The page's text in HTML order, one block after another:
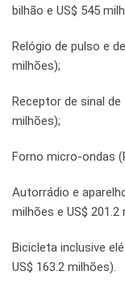
bilhão e US$ 545
Relógio de pulso e
milhões);
Receptor de sinal de
milhões);
Forno micro-ondas
Autorrádio e
milhões e US$ 201.2
Bicicleta inclusive
US$ 163.2 milhões).